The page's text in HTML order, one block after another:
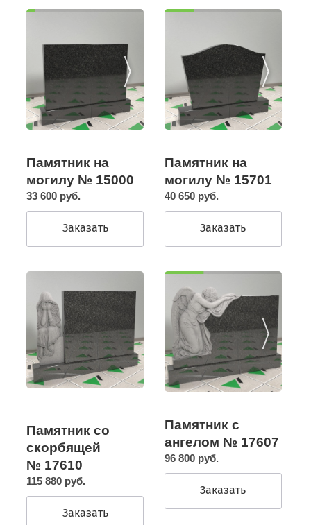
Памятник на
могилу № 15000
33 600 руб.
Заказать
Памятник на
могилу № 15701
40 650 руб.
Заказать
Памятник со
скорбящей
№ 17610
115 880 руб.
Заказать
Памятник с
ангелом № 17607
96 800 руб.
Заказать